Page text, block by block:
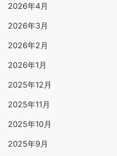
2026年4月
2026年3月
2026年2月
2026年1月
2025年12月
2025年11月
2025年10月
2025年9月